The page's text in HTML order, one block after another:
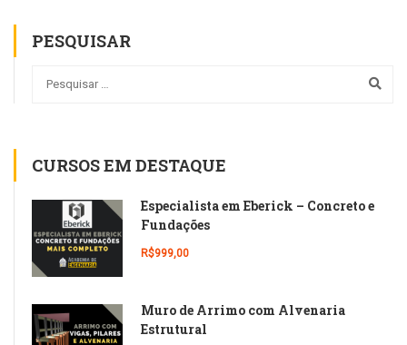
PESQUISAR
CURSOS EM DESTAQUE
Especialista em Eberick – Concreto e
Fundações
R$999,00
Muro de Arrimo com Alvenaria
Estrutural